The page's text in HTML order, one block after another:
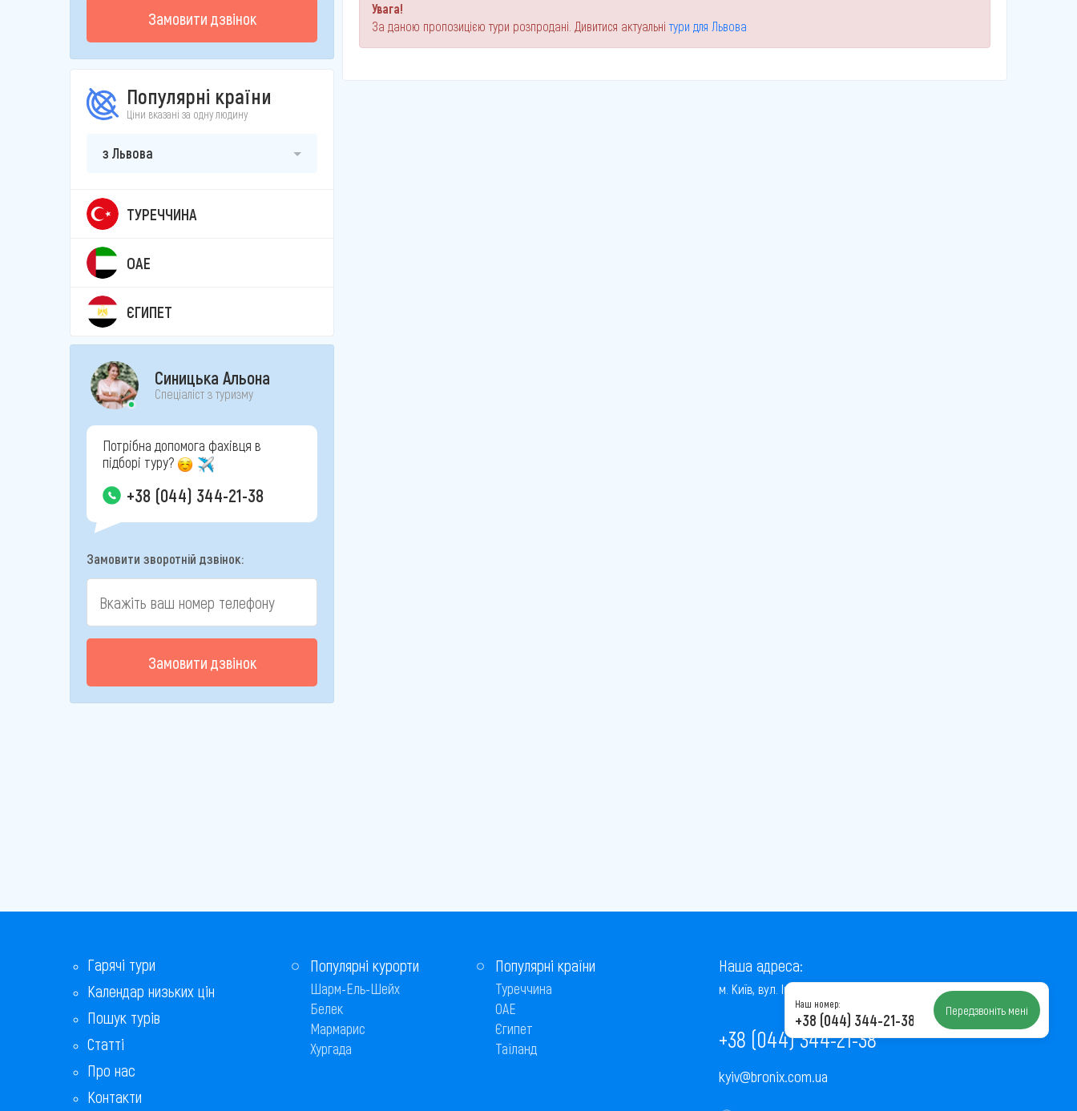
Замовити дзвінок
Популярні країни
Ціни вказані за одну людину
з Львова
ТУРЕЧЧИНА
ОАЕ
ЄГИПЕТ
Синицька Альона
Спеціаліст з туризму
Потрібна допомога фахівця в
підборі туру?
+38 (044) 344-21-38
Замовити зворотній дзвінок:
Замовити дзвінок
Увага!
За даною пропозицією тури розпродані. Дивитися актуальні тури для Львова
Гарячі тури
Календар низьких цін
Пошук турів
Статті
Про нас
Контакти
Популярні курорти
Шарм-Ель-Шейх
Белек
Мармарис
Хургада
Популярні країни
Туреччина
ОАЕ
Єгипет
Таїланд
Наша адреса:
м. Київ, вул. Інститутська, 22/7, оф. 41
+38 (044) 344-21-38
kyiv@bronix.com.ua
Наш номер:
+38 (044) 344-21-38 Передзвоніть мені